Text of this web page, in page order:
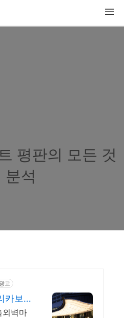
평판의 모든 것
분석
광고
카보
외벽마